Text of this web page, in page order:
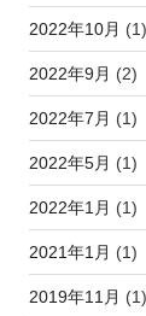
2022年10月 (1)
2022年9月 (2)
2022年7月 (1)
2022年5月 (1)
2022年1月 (1)
2021年1月 (1)
2019年11月 (1)